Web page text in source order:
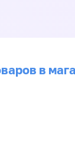
в